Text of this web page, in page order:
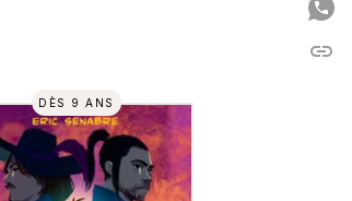
DÈS 9 ANS
link